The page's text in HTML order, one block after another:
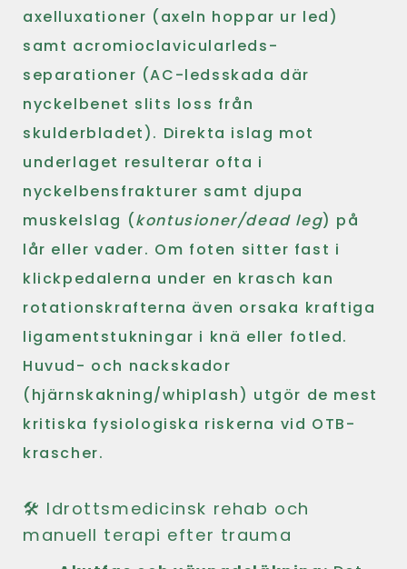
axelluxationer (axeln hoppar ur led)
samt acromioclavicularleds-
separationer (AC-ledsskada där
nyckelbenet slits loss från
skulderbladet). Direkta islag mot
underlaget resulterar ofta i
nyckelbensfrakturer samt djupa
muskelslag (kontusioner/dead leg) på
lår eller vader. Om foten sitter fast i
klickpedalerna under en krasch kan
rotationskrafterna även orsaka kraftiga
ligamentstukningar i knä eller fotled.
Huvud- och nackskador
(hjärnskakning/whiplash) utgör de mest
kritiska fysiologiska riskerna vid OTB-
krascher.
🛠️ Idrottsmedicinsk rehab och
manuell terapi efter trauma